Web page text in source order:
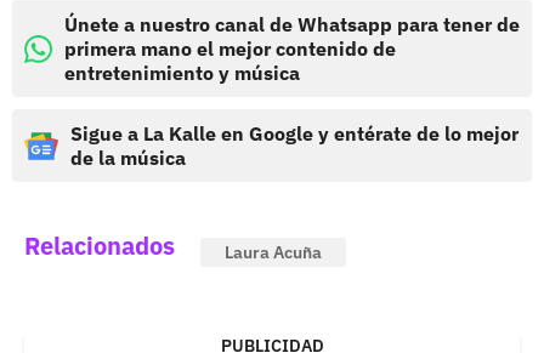
Únete a nuestro canal de Whatsapp para tener de
primera mano el mejor contenido de
entretenimiento y música
Sigue a La Kalle en Google y entérate de lo mejor
de la música
Relacionados Laura Acuña
PUBLICIDAD